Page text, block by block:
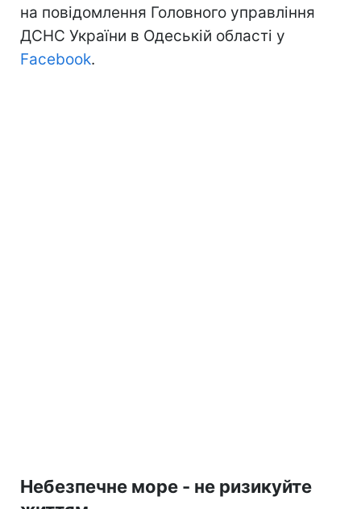
на повідомлення Головного управління
ДСНС України в Одеській області у
Facebook.
Небезпечне море - не ризикуйте